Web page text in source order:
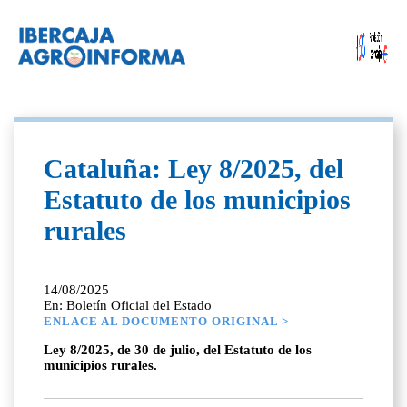
Cataluña: Ley 8/2025, del
Estatuto de los municipios
rurales
14/08/2025
En: Boletín Oficial del Estado
ENLACE AL DOCUMENTO ORIGINAL >
Ley 8/2025, de 30 de julio, del Estatuto de los
municipios rurales.